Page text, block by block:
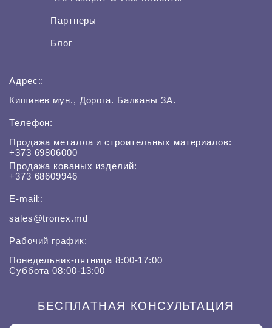
Партнеры
Блог
Адрес::
Кишинев мун., Дорога. Балканы 3A.
Телефон:
Продажа металла и строительных материалов:
+373 69806000
Продажа кованых изделий:
+373 68609946
E-mail::
sales@tronex.md
Рабочий график:
Понедельник-пятница 8:00-17:00
Суббота 08:00-13:00
БЕСПЛАТНАЯ КОНСУЛЬТАЦИЯ